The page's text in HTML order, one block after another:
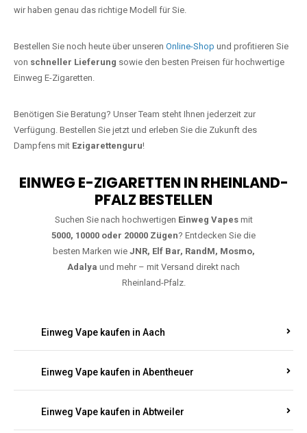
wir haben genau das richtige Modell für Sie.
Bestellen Sie noch heute über unseren Online-Shop und profitieren Sie
von schneller Lieferung sowie den besten Preisen für hochwertige
Einweg E-Zigaretten.
Benötigen Sie Beratung? Unser Team steht Ihnen jederzeit zur
Verfügung. Bestellen Sie jetzt und erleben Sie die Zukunft des
Dampfens mit Ezigarettenguru!
EINWEG E-ZIGARETTEN IN RHEINLAND-
PFALZ BESTELLEN
Suchen Sie nach hochwertigen Einweg Vapesmit
5000, 10000 oder 20000 Zügen? Entdecken Sie die
besten Marken wie JNR, Elf Bar, RandM, Mosmo,
Adalya und mehr – mit Versand direkt nach
Rheinland-Pfalz.
Einweg Vape kaufen in Aach
Einweg Vape kaufen in Abentheuer
Einweg Vape kaufen in Abtweiler